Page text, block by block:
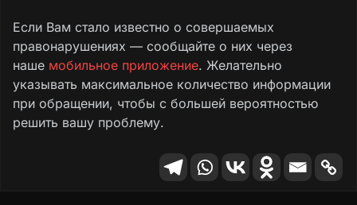
Если Вам стало известно о совершаемых
правонарушениях — сообщайте о них через
наше мобильное приложение. Желательно
указывать максимальное количество информации
при обращении, чтобы с большей вероятностью
решить вашу проблему.